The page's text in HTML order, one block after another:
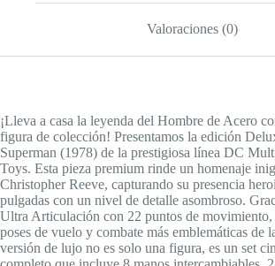
Valoraciones (0)
¡Lleva a casa la leyenda del Hombre de Acero
figura de colección! Presentamos la edición
Superman (1978) de la prestigiosa línea DC
Toys. Esta pieza premium rinde un homenaje
Christopher Reeve, capturando su presencia
pulgadas con un nivel de detalle asombroso.
Ultra Articulación con 22 puntos de movimiento,
poses de vuelo y combate más emblemáticas de
versión de lujo no es solo una figura, es un set